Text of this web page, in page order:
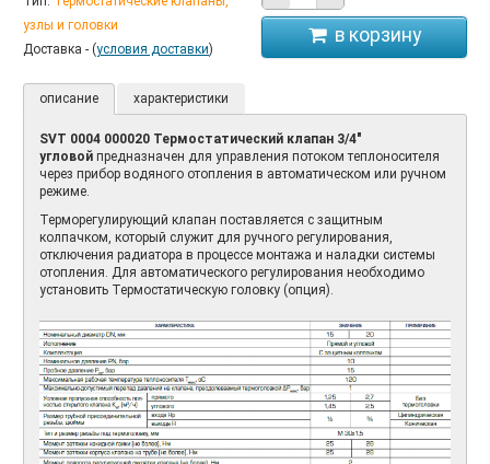
узлы и головки
Доставка - (условия доставки)
описание характеристики
SVT 0004 000020 Термостатический клапан 3/4"
угловой предназначен для управления потоком теплоносителя
через прибор водяного отопления в автоматическом или ручном
режиме.
Терморегулирующий клапан поставляется с защитным
колпачком, который служит для ручного регулирования,
отключения радиатора в процессе монтажа и наладки системы
отопления. Для автоматического регулирования необходимо
установить Термостатическую головку (опция).